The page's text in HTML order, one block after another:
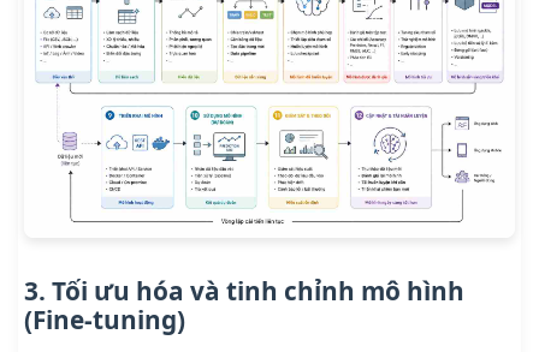
3. Tối ưu hóa và tinh chỉnh mô hình
(Fine-tuning)